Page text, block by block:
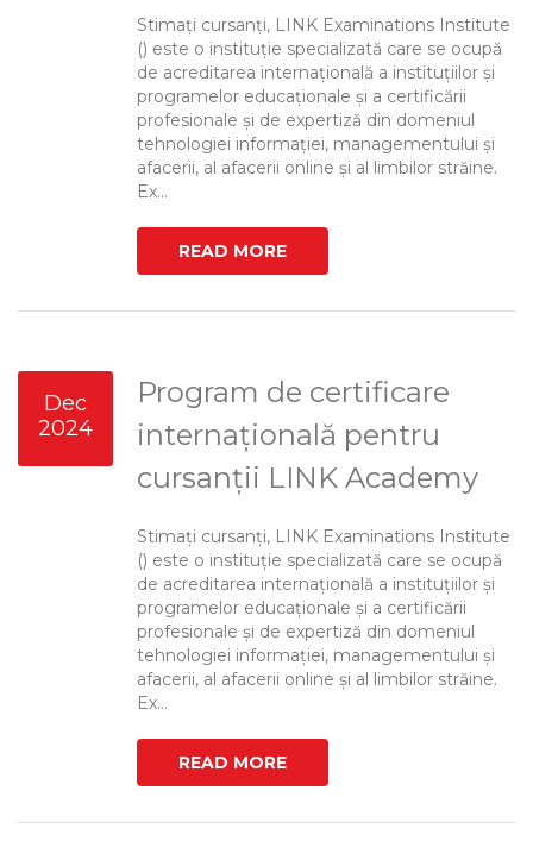
Stimați cursanți, LINK Examinations Institute
() este o instituție specializată care se ocupă
de acreditarea internațională a instituțiilor și
programelor educaționale și a certificării
profesionale și de expertiză din domeniul
tehnologiei informației, managementului și
afacerii, al afacerii online și al limbilor străine.
Ex...
READ MORE
Dec
2024
Program de certificare
internațională pentru
cursanții LINK Academy
Stimați cursanți, LINK Examinations Institute
() este o instituție specializată care se ocupă
de acreditarea internațională a instituțiilor și
programelor educaționale și a certificării
profesionale și de expertiză din domeniul
tehnologiei informației, managementului și
afacerii, al afacerii online și al limbilor străine.
Ex...
READ MORE